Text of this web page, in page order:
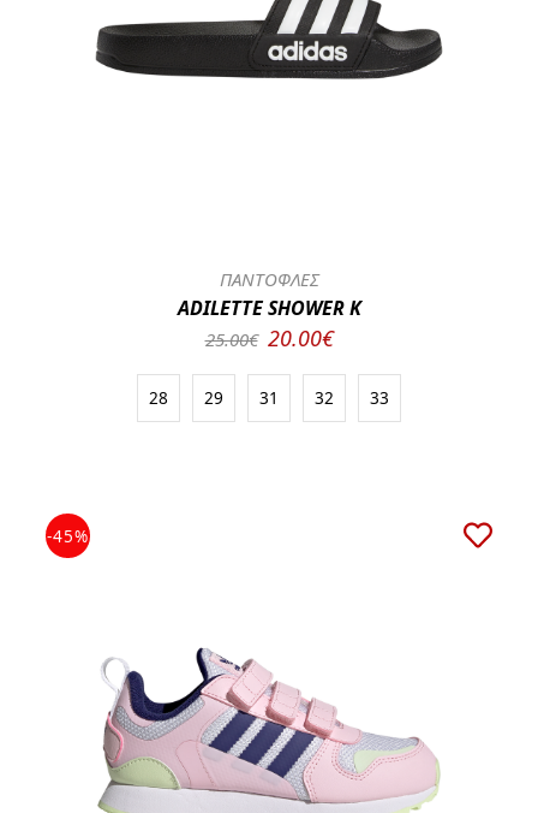
ΠΑΝΤΟΦΛΕΣ
ADILETTE SHOWER K
25.00€ 20.00€
28 29 31 32 33
-45%